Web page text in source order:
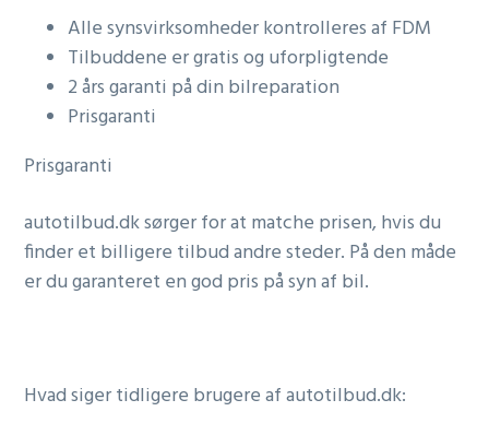
Alle synsvirksomheder kontrolleres af FDM
Tilbuddene er gratis og uforpligtende
2 års garanti på din bilreparation
Prisgaranti
Prisgaranti
autotilbud.dk sørger for at matche prisen, hvis du
finder et billigere tilbud andre steder. På den måde
er du garanteret en god pris på syn af bil.
Hvad siger tidligere brugere af autotilbud.dk: